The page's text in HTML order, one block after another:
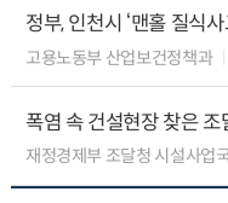
정부, 인천시 ‘맨홀 질식
고용노동부 산업보건정책과
폭염 속 건설현장 찾은
재정경제부 조달청 시설사업